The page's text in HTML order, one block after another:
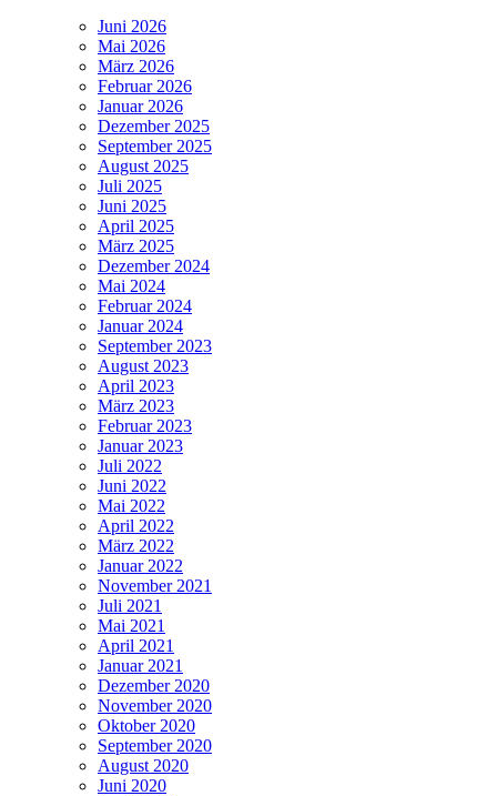
Juni 2026
Mai 2026
März 2026
Februar 2026
Januar 2026
Dezember 2025
September 2025
August 2025
Juli 2025
Juni 2025
April 2025
März 2025
Dezember 2024
Mai 2024
Februar 2024
Januar 2024
September 2023
August 2023
April 2023
März 2023
Februar 2023
Januar 2023
Juli 2022
Juni 2022
Mai 2022
April 2022
März 2022
Januar 2022
November 2021
Juli 2021
Mai 2021
April 2021
Januar 2021
Dezember 2020
November 2020
Oktober 2020
September 2020
August 2020
Juni 2020